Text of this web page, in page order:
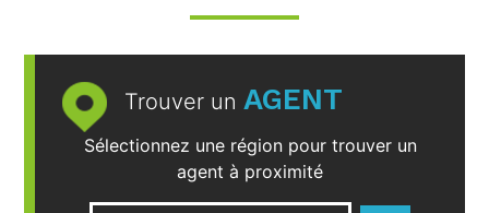
Trouver unAGENT
Sélectionnez une région pour trouver un
agent à proximité